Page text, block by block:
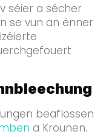
séier a sécher
se vun an ënner
beaflossen
a Krounen.